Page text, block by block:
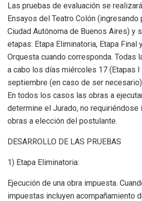
Las pruebas de evaluación se
Ensayos del Teatro Colón (ingresando
Ciudad Autónoma de Buenos Aires) y
etapas: Etapa Eliminatoria, Etapa Final
Orquesta cuando corresponda. Todas
a cabo los días miércoles 17 (Etapas
septiembre (en caso de ser
En todos los casos las obras a
determine el Jurado, no requiriéndose
obras a elección del postulante.
DESARROLLO DE LAS PRUEBAS
1) Etapa Eliminatoria:
Ejecución de una obra impuesta.
impuestas incluyen acompañamiento